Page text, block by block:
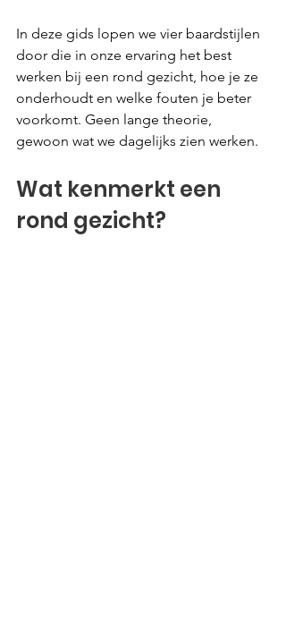
In deze gids lopen we vier baardstijlen
door die in onze ervaring het best
werken bij een rond gezicht, hoe je ze
onderhoudt en welke fouten je beter
voorkomt. Geen lange theorie,
gewoon wat we dagelijks zien werken.
Wat kenmerkt een
rond gezicht?